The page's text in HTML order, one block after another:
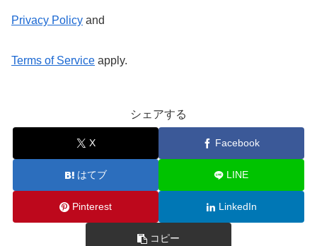
Privacy Policy and
Terms of Service apply.
シェアする
X Facebook
はてブ LINE
Pinterest LinkedIn
コピー